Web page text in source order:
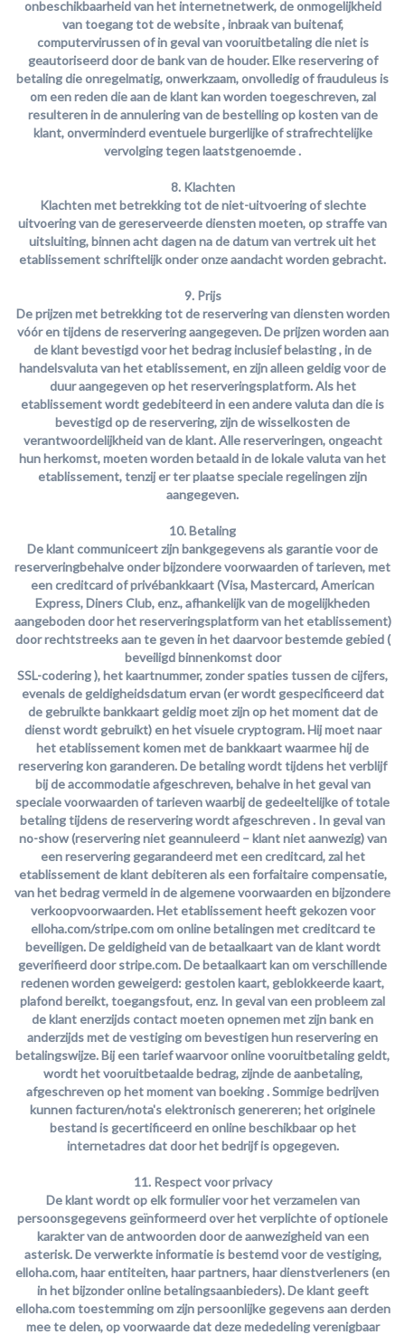
onbeschikbaarheid van het internetnetwerk, de onmogelijkheid
van toegang tot de website , inbraak van buitenaf,
computervirussen of in geval van vooruitbetaling die niet is
geautoriseerd door de bank van de houder.Elke reservering of
betaling die onregelmatig, onwerkzaam, onvolledig of frauduleus is
om een reden die aan de klant kan worden toegeschreven, zal
resulteren in de annulering van de bestelling op kosten van de
klant, onverminderd eventuele burgerlijke of strafrechtelijke
vervolging tegen laatstgenoemde.
8. Klachten
Klachten met betrekking tot de niet-uitvoering of slechte
uitvoering van de gereserveerde diensten moeten, op straffe van
uitsluiting, binnen acht dagen na de datum van vertrek uit het
etablissement schriftelijk onder onze aandacht worden gebracht.
9. Prijs
De prijzen met betrekking tot de reservering van diensten worden
vóór en tijdens de reservering aangegeven.De prijzen worden aan
de klant bevestigd voor het bedrag inclusief belasting, in de
handelsvaluta van het etablissement, en zijn alleen geldig voor de
duur aangegeven op het reserveringsplatform. Als het
etablissement wordt gedebiteerd in een andere valuta dan die is
bevestigd op de reservering, zijn de wisselkosten de
verantwoordelijkheid van de klant. Alle reserveringen, ongeacht
hun herkomst, moeten worden betaald in de lokale valuta van het
etablissement, tenzij er ter plaatse speciale regelingen zijn
aangegeven.
10. Betaling
De klant communiceert zijn bankgegevens als garantie voor de
reserveringbehalve onder bijzondere voorwaarden of tarieven,met
een creditcard of privébankkaart(Visa, Mastercard, American
Express, Diners Club, enz., afhankelijk van de mogelijkheden
aangeboden door het reserveringsplatform van het etablissement)
door rechtstreeks aan te geven in het daarvoor bestemde gebied (
beveiligd binnenkomst door
SSL-codering), het kaartnummer, zonder spaties tussen de cijfers,
evenals de geldigheidsdatum ervan (er wordt gespecificeerd dat
de gebruikte bankkaart geldig moet zijn op het moment dat de
dienst wordt gebruikt) en het visuele cryptogram. Hij moet naar
het etablissement komen met de bankkaart waarmee hij de
reservering kon garanderen.De betaling wordt tijdens het verblijf
bij de accommodatie afgeschreven, behalve in het geval van
speciale voorwaarden of tarieven waarbij de gedeeltelijke of totale
betaling tijdens de reservering wordt afgeschreven. In geval van
no-show(reservering niet geannuleerd – klant niet aanwezig) van
een reservering gegarandeerd met een creditcard,zal het
etablissement de klant debiteren als een forfaitaire compensatie,
van het bedrag vermeld in de algemene voorwaarden en bijzondere
verkoopvoorwaarden. Het etablissement heeft gekozen voor
elloha.com/stripe.com om online betalingen met creditcard te
beveiligen. De geldigheid van de betaalkaart van de klant wordt
geverifieerd door stripe.com. De betaalkaart kan om verschillende
redenen worden geweigerd: gestolen kaart, geblokkeerde kaart,
plafond bereikt, toegangsfout, enz. In geval van een probleem zal
de klant enerzijds contact moeten opnemen met zijn bank en
anderzijds met de vestiging om bevestigen hun reservering en
betalingswijze.Bij een tarief waarvoor online vooruitbetaling geldt,
wordt het vooruitbetaalde bedrag, zijnde de aanbetaling,
afgeschreven op het moment van boeking. Sommige bedrijven
kunnen facturen/nota's elektronisch genereren; het originele
bestand is gecertificeerd en online beschikbaar op het
internetadres dat door het bedrijf is opgegeven.
11. Respect voor privacy
De klant wordt op elk formulier voor het verzamelen van
persoonsgegevens geïnformeerd over het verplichte of optionele
karakter van de antwoorden door de aanwezigheid van een
asterisk. De verwerkte informatie is bestemd voor de vestiging,
elloha.com, haar entiteiten, haar partners, haar dienstverleners (en
in het bijzonder online betalingsaanbieders). De klant geeft
elloha.com toestemming om zijn persoonlijke gegevens aan derden
mee te delen, op voorwaarde dat deze mededeling verenigbaar